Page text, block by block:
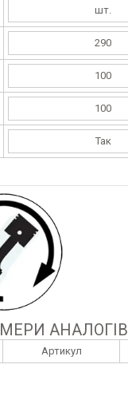
шт.
290
100
100
Так
АНАЛОГІВ
Артикул